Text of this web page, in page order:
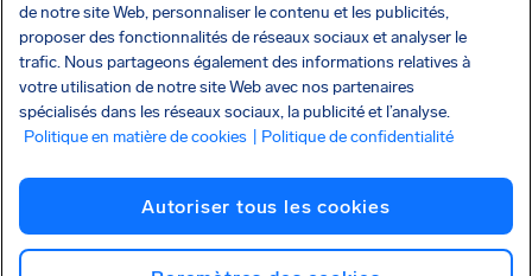
SocialFacebook
SocialTwitter
SocialInstagram
SocialLinkedin
OBTENEZ NOTRE APPLI GRATUITE
Politique de confidentialité CookiesImprint
Attaque de la chaîne d'approvisionnement Shai-Hulud
Copyright © 2026 AirHelp
de notre site Web, personnaliser le contenu et les publicités,
proposer des fonctionnalités de réseaux sociaux et analyser le
trafic. Nous partageons également des informations relatives à
votre utilisation de notre site Web avec nos partenaires
spécialisés dans les réseaux sociaux, la publicité et l’analyse.
Politique en matière de cookies
| Politique de confidentialité
Autoriser tous les cookies